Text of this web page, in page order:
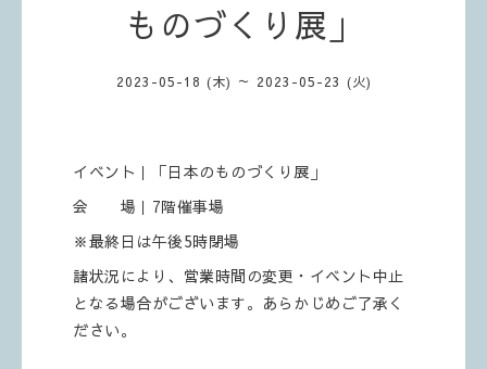
ものづくり展」
2023-05-18 (木) ～ 2023-05-23 (火)
イベント｜「日本のものづくり展」
会 場｜7階催事場
※最終日は午後5時閉場
諸状況により、営業時間の変更・イベント中止
となる場合がございます。あらかじめご了承く
ださい。